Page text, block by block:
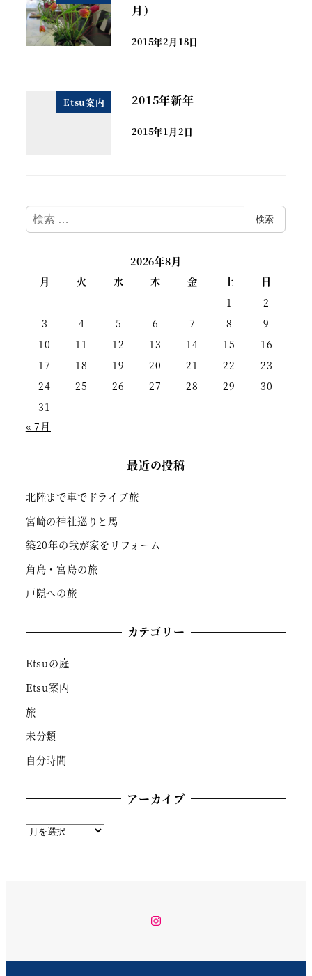
月）
2015年2月18日
Etsu案内 2015年新年
2015年1月2日
検
索
検索
2026年8月
月
火 水 木 金 土
日
1
2
3
4 5 6 7 8
9
10
11 12 13 14 15
16
17
18 19 20 21 22
23
24
25 26 27 28 29
30
31
« 7月
最近の投稿
北陸まで車でドライブ旅
宮崎の神社巡りと馬
築20年の我が家をリフォーム
角島・宮島の旅
戸隠への旅
カテゴリー
Etsuの庭
Etsu案内
旅
未分類
自分時間
アーカイブ
ア
instagram